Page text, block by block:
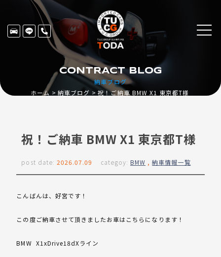
納車ブログ
CONTRACT BLOG
ホーム 納車ブログ 祝！ご納車 BMW X1 東京都T様
祝！ご納車 BMW X1 東京都T様
post date: 2026.07.09 categoy: BMW ,納車情報一覧
こんばんは、好宮です！
この度ご納車させて頂きましたお車はこちらになります！
BMW X1xDrive18dXライン